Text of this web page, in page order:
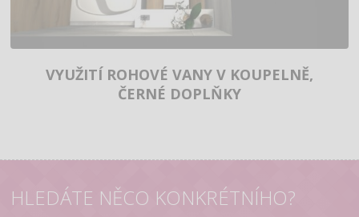
VYUŽITÍ ROHOVÉ VANY V KOUPELNĚ,
ČERNÉ DOPLŇKY
HLEDÁTE NĚCO KONKRÉTNÍHO?